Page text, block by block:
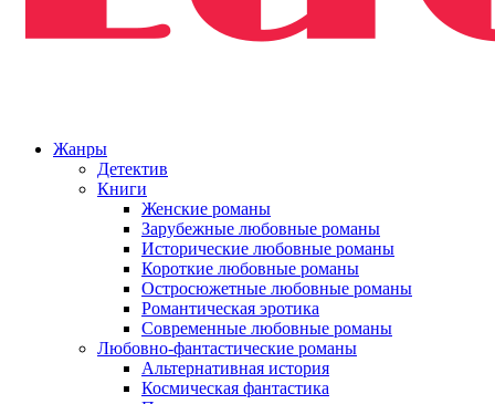
Жанры
Детектив
Книги
Женские романы
Зарубежные любовные романы
Исторические любовные романы
Короткие любовные романы
Остросюжетные любовные романы
Романтическая эротика
Современные любовные романы
Любовно-фантастические романы
Альтернативная история
Космическая фантастика